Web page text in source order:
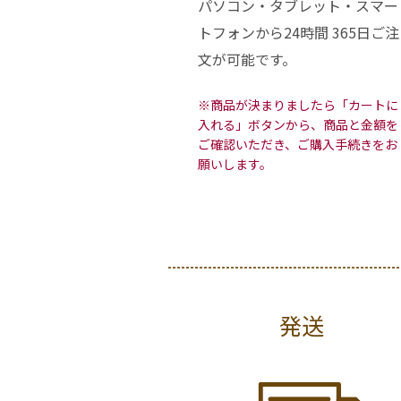
パソコン・タブレット・スマー
トフォンから24時間 365日ご注
文が可能です。
※商品が決まりましたら「カートに
入れる」ボタンから、商品と金額を
ご確認いただき、ご購入手続きをお
願いします。
発送